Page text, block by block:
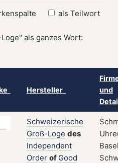
als Teilwort
als ganzes Wort:
Hersteller
und
Schweizerische
Groß-Loge des
Independent
Order of Good